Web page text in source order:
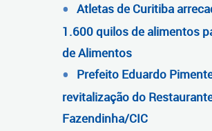
Atletas de Curitiba
1.600 quilos de alimentos
de Alimentos
Prefeito Eduardo
revitalização do
Fazendinha/CIC